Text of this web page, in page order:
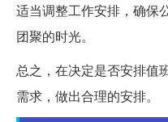
适当调整工作安排，确保
团聚的时光。
总之，在决定是否安排值
需求，做出合理的安排。